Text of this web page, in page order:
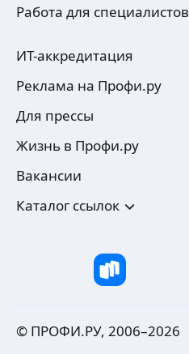
Работа для специалистов
ИТ-аккредитация
Реклама на Профи.ру
Для прессы
Жизнь в Профи.ру
Вакансии
Каталог ссылок
© ПРОФИ.РУ, 2006–2026